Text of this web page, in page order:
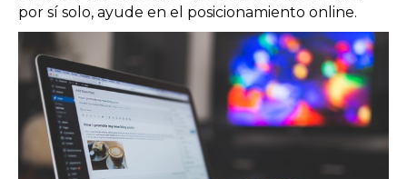
por sí solo, ayude en el posicionamiento online.